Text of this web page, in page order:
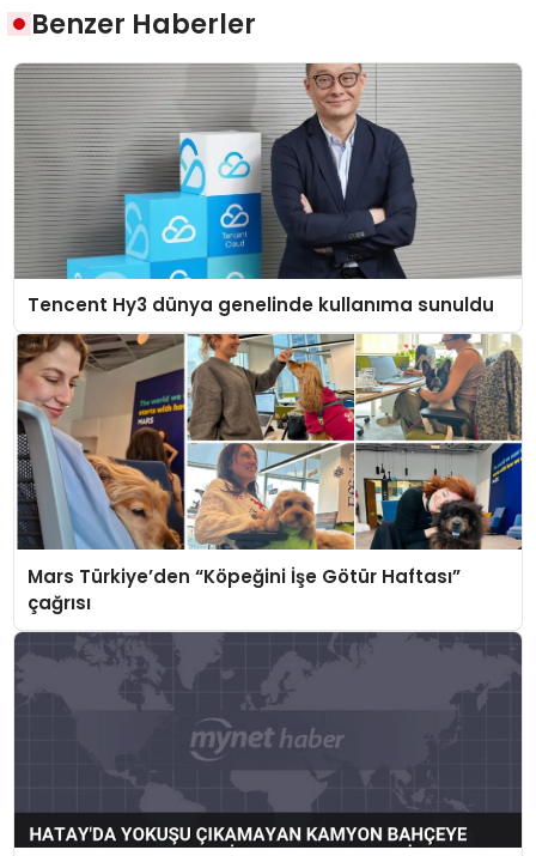
Benzer Haberler
Tencent Hy3 dünya genelinde kullanıma sunuldu
Mars Türkiye’den “Köpeğini İşe Götür Haftası”
çağrısı